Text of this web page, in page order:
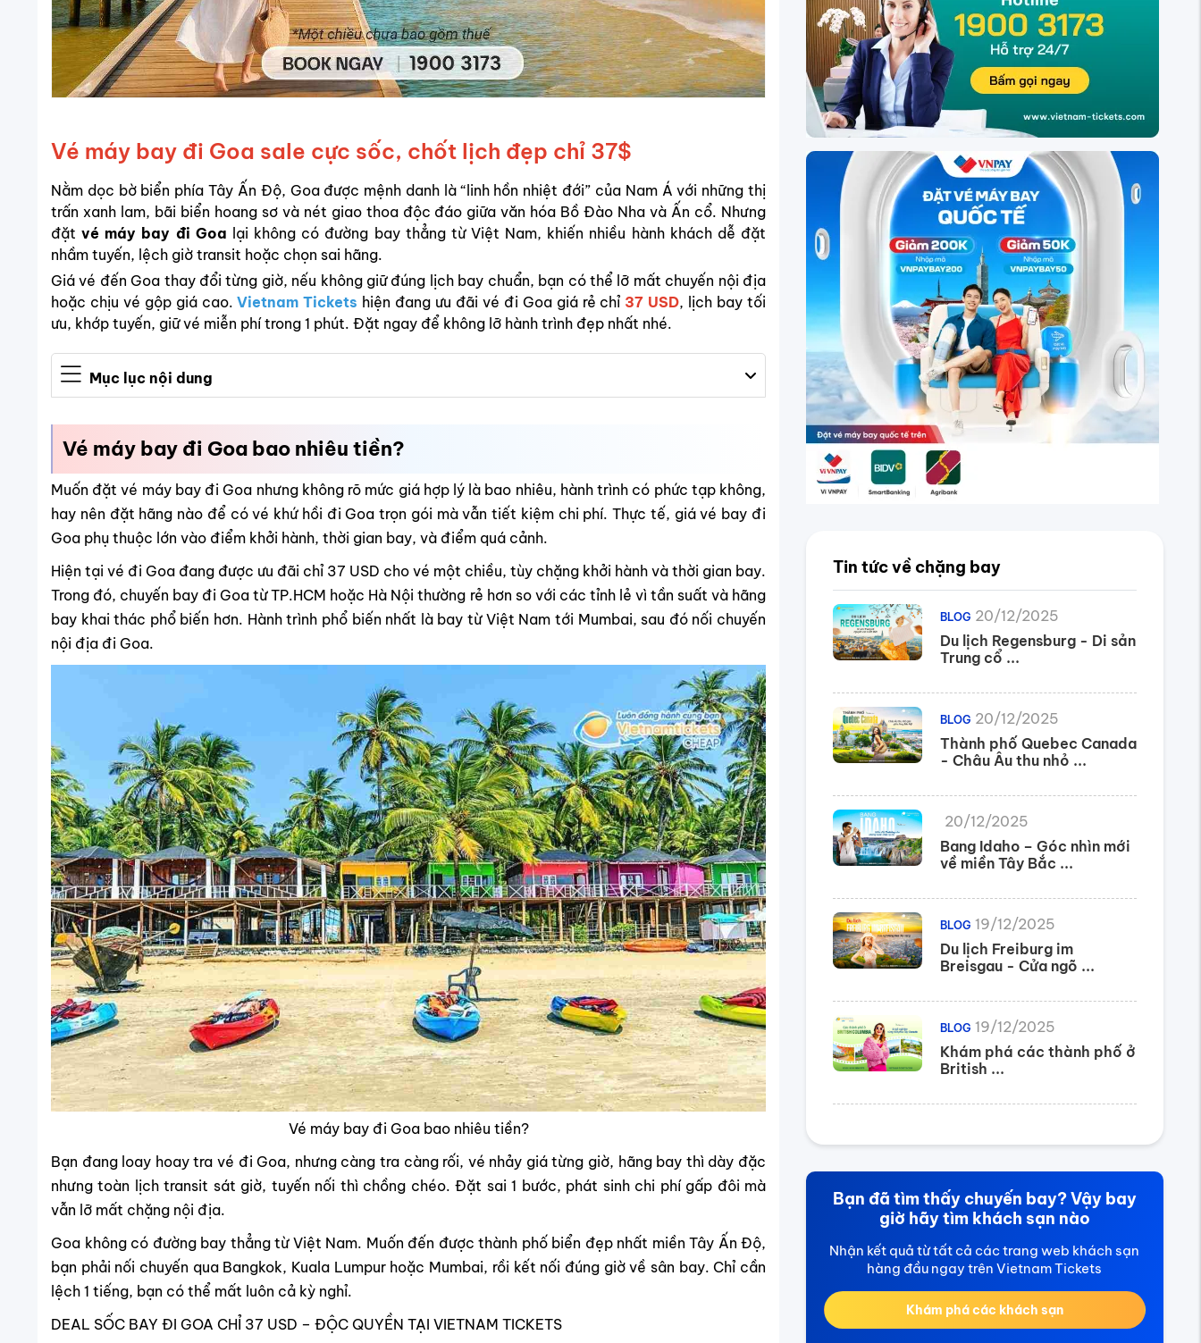
Vé máy bay đi Goa sale cực sốc, chốt lịch đẹp chỉ 37$
Nằm dọc bờ biển phía Tây Ấn Độ, Goa được mệnh danh là “linh hồn nhiệt đới” của Nam Á với những thị
trấn xanh lam, bãi biển hoang sơ và nét giao thoa độc đáo giữa văn hóa Bồ Đào Nha và Ấn cổ. Nhưng
đặtvé máy bay đi Goa lại không có đường bay thẳng từ Việt Nam, khiến nhiều hành khách dễ đặt
nhầm tuyến, lệch giờ transit hoặc chọn sai hãng.
Giá vé đến Goa thay đổi từng giờ, nếu không giữ đúng lịch bay chuẩn, bạn có thể lỡ mất chuyến nội địa
hoặc chịu vé gộp giá cao.Vietnam Tickets hiện đang ưu đãi vé đi Goa giá rẻ chỉ 37 USD, lịch bay tối
ưu, khớp tuyến, giữ vé miễn phí trong 1 phút. Đặt ngay để không lỡ hành trình đẹp nhất nhé.
Mục lục nội dung
Vé máy bay đi Goa bao nhiêu tiền?
Muốn đặt vé máy bay đi Goa nhưng không rõ mức giá hợp lý là bao nhiêu, hành trình có phức tạp không,
hay nên đặt hãng nào để có vé khứ hồi đi Goa trọn gói mà vẫn tiết kiệm chi phí. Thực tế, giá vé bay đi
Goa phụ thuộc lớn vào điểm khởi hành, thời gian bay, và điểm quá cảnh.
Hiện tại vé đi Goa đang được ưu đãi chỉ 37 USD cho vé một chiều, tùy chặng khởi hành và thời gian bay.
Trong đó, chuyến bay đi Goa từ TP.HCM hoặc Hà Nội thường rẻ hơn so với các tỉnh lẻ vì tần suất và hãng
bay khai thác phổ biến hơn. Hành trình phổ biến nhất là bay từ Việt Nam tới Mumbai, sau đó nối chuyến
nội địa đi Goa.
Vé máy bay đi Goa bao nhiêu tiền?
Bạn đang loay hoay tra vé đi Goa, nhưng càng tra càng rối, vé nhảy giá từng giờ, hãng bay thì dày đặc
nhưng toàn lịch transit sát giờ, tuyến nối thì chồng chéo. Đặt sai 1 bước, phát sinh chi phí gấp đôi mà
vẫn lỡ mất chặng nội địa.
Goa không có đường bay thẳng từ Việt Nam. Muốn đến được thành phố biển đẹp nhất miền Tây Ấn Độ,
bạn phải nối chuyến qua Bangkok, Kuala Lumpur hoặc Mumbai, rồi kết nối đúng giờ về sân bay. Chỉ cần
lệch 1 tiếng, bạn có thể mất luôn cả kỳ nghỉ.
DEAL SỐC BAY ĐI GOA CHỈ 37 USD – ĐỘC QUYỀN TẠI VIETNAM TICKETS
Tin tức về chặng bay
BLOG 20/12/2025
Du lịch Regensburg - Di sản
Trung cổ ...
BLOG 20/12/2025
Thành phố Quebec Canada
- Châu Âu thu nhỏ ...
20/12/2025
Bang Idaho – Góc nhìn mới
về miền Tây Bắc ...
BLOG 19/12/2025
Du lịch Freiburg im
Breisgau - Cửa ngõ ...
BLOG 19/12/2025
Khám phá các thành phố ở
British ...
Bạn đã tìm thấy chuyến bay? Vậy bay
giờ hãy tìm khách sạn nào
Nhận kết quả từ tất cả các trang web khách sạn
hàng đầu ngay trên Vietnam Tickets
Khám phá các khách sạn